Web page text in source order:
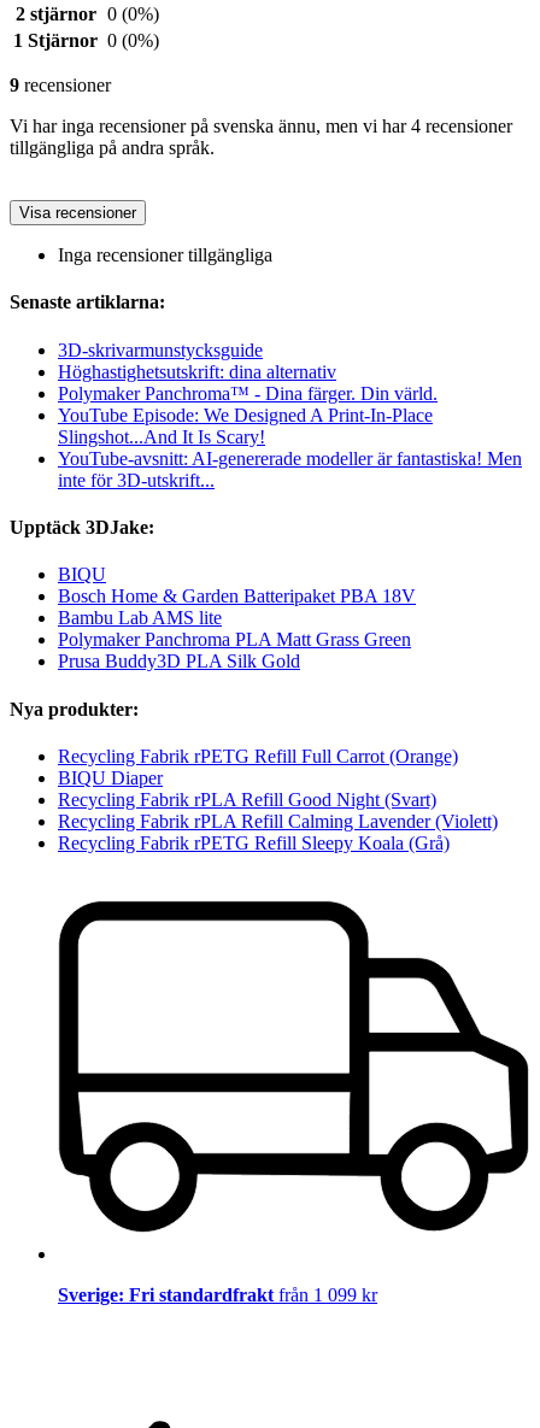
2 stjärnor 0 (0%)
1 Stjärnor 0 (0%)
9 recensioner
Vi har inga recensioner på svenska ännu, men vi har 4 recensioner
tillgängliga på andra språk.
Visa recensioner
Inga recensioner tillgängliga
Senaste artiklarna:
3D-skrivarmunstycksguide
Höghastighetsutskrift: dina alternativ
Polymaker Panchroma™ - Dina färger. Din värld.
YouTube Episode: We Designed A Print-In-Place
Slingshot...And It Is Scary!
YouTube-avsnitt: AI-genererade modeller är fantastiska! Men
inte för 3D-utskrift...
Upptäck 3DJake:
BIQU
Bosch Home & Garden Batteripaket PBA 18V
Bambu Lab AMS lite
Polymaker Panchroma PLA Matt Grass Green
Prusa Buddy3D PLA Silk Gold
Nya produkter:
Recycling Fabrik rPETG Refill Full Carrot (Orange)
BIQU Diaper
Recycling Fabrik rPLA Refill Good Night (Svart)
Recycling Fabrik rPLA Refill Calming Lavender (Violett)
Recycling Fabrik rPETG Refill Sleepy Koala (Grå)
Sverige: Fri standardfrakt från 1 099 kr